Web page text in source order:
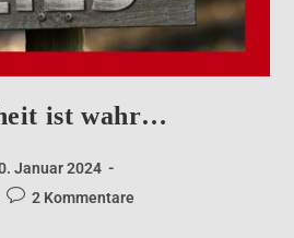
ist wahr…
Januar 2024
2 Kommentare